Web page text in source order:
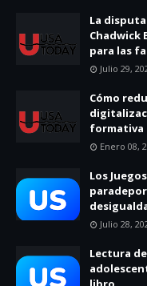
La
Chadwick
para las
Julio 29,
Cómo
formativa
Enero 08,
Los
Julio 28,
Lectura